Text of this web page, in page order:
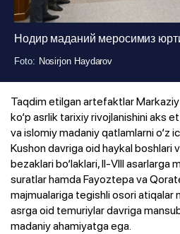
Нодир маданий меросимиз
Foto: Nosirjon Haydarov
Foto: Nosirjon Haydarov
Foto: Nosirjon Haydarov
Foto: Nosirjon Haydarov
Foto: Nosirjon Haydarov
Foto: Nosirjon Haydarov
Foto: Nosirjon Haydarov
Foto: Nosirjon Haydarov
Foto: Nosirjon Haydarov
Foto: Nosirjon Haydarov
Foto: Nosirjon Haydarov
Foto: Nosirjon Haydarov
Taqdim etilgan artefaktlar
ko‘p asrlik tarixiy rivojlanishini aks
va islomiy madaniy qatlamlarni o‘z
Kushon davriga oid haykal boshlari
bezaklari bo‘laklari, II-VIII asarlarga
suratlar hamda Fayoztepa va
majmualariga tegishli osori atiqalar
asrga oid temuriylar davriga
madaniy ahamiyatga ega.